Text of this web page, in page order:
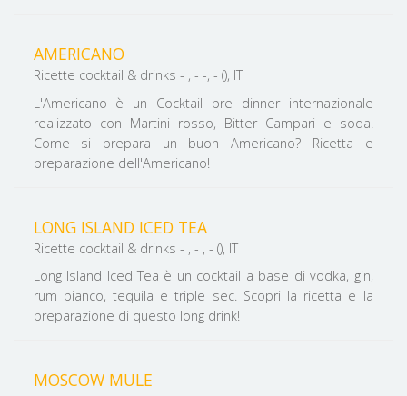
AMERICANO
Ricette cocktail & drinks - , - -, - (), IT
L'Americano è un Cocktail pre dinner internazionale
realizzato con Martini rosso, Bitter Campari e soda.
Come si prepara un buon Americano? Ricetta e
preparazione dell'Americano!
LONG ISLAND ICED TEA
Ricette cocktail & drinks - , - , - (), IT
Long Island Iced Tea è un cocktail a base di vodka, gin,
rum bianco, tequila e triple sec. Scopri la ricetta e la
preparazione di questo long drink!
MOSCOW MULE